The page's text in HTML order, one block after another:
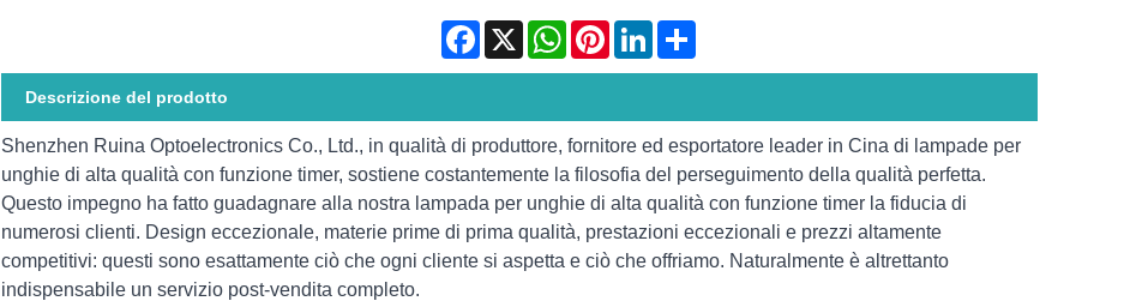
Facebook
X WhatsAppPinterestLinkedInShare
Descrizione del prodotto
Shenzhen Ruina Optoelectronics Co., Ltd., in qualità di produttore, fornitore ed esportatore leader in Cina di lampade per
unghie di alta qualità con funzione timer, sostiene costantemente la filosofia del perseguimento della qualità perfetta.
Questo impegno ha fatto guadagnare alla nostra lampada per unghie di alta qualità con funzione timer la fiducia di
numerosi clienti. Design eccezionale, materie prime di prima qualità, prestazioni eccezionali e prezzi altamente
competitivi: questi sono esattamente ciò che ogni cliente si aspetta e ciò che offriamo. Naturalmente è altrettanto
indispensabile un servizio post-vendita completo.